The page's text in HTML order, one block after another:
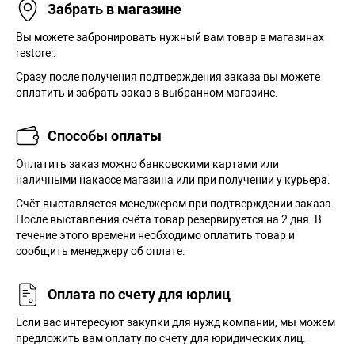
Забрать в магазине
Вы можете забронировать нужный вам товар в магазинах
restore:.
Сразу после получения подтверждения заказа вы можете
оплатить и забрать заказ в выбранном магазине.
Способы оплаты
Оплатить заказ можно банковскими картами или
наличными накассе магазина или при получении у курьера.
Cчёт выставляется менеджером при подтверждении заказа.
После выставления счёта товар резервируется на 2 дня. В
течение этого времени необходимо оплатить товар и
сообщить менеджеру об оплате.
Оплата по счету для юрлиц
Если вас интересуют закупки для нужд компании, мы можем
предложить вам оплату по счету для юридических лиц.